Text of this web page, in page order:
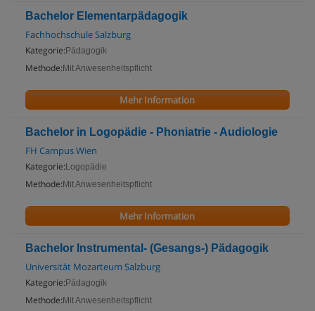
Bachelor Elementarpädagogik
Fachhochschule Salzburg
Kategorie: Pädagogik
Methode: Mit Anwesenheitspflicht
Mehr Information
Bachelor in Logopädie - Phoniatrie - Audiologie
FH Campus Wien
Kategorie: Logopädie
Methode: Mit Anwesenheitspflicht
Mehr Information
Bachelor Instrumental- (Gesangs-) Pädagogik
Universität Mozarteum Salzburg
Kategorie: Pädagogik
Methode: Mit Anwesenheitspflicht